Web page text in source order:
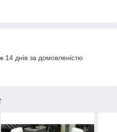
днів за домовленістю